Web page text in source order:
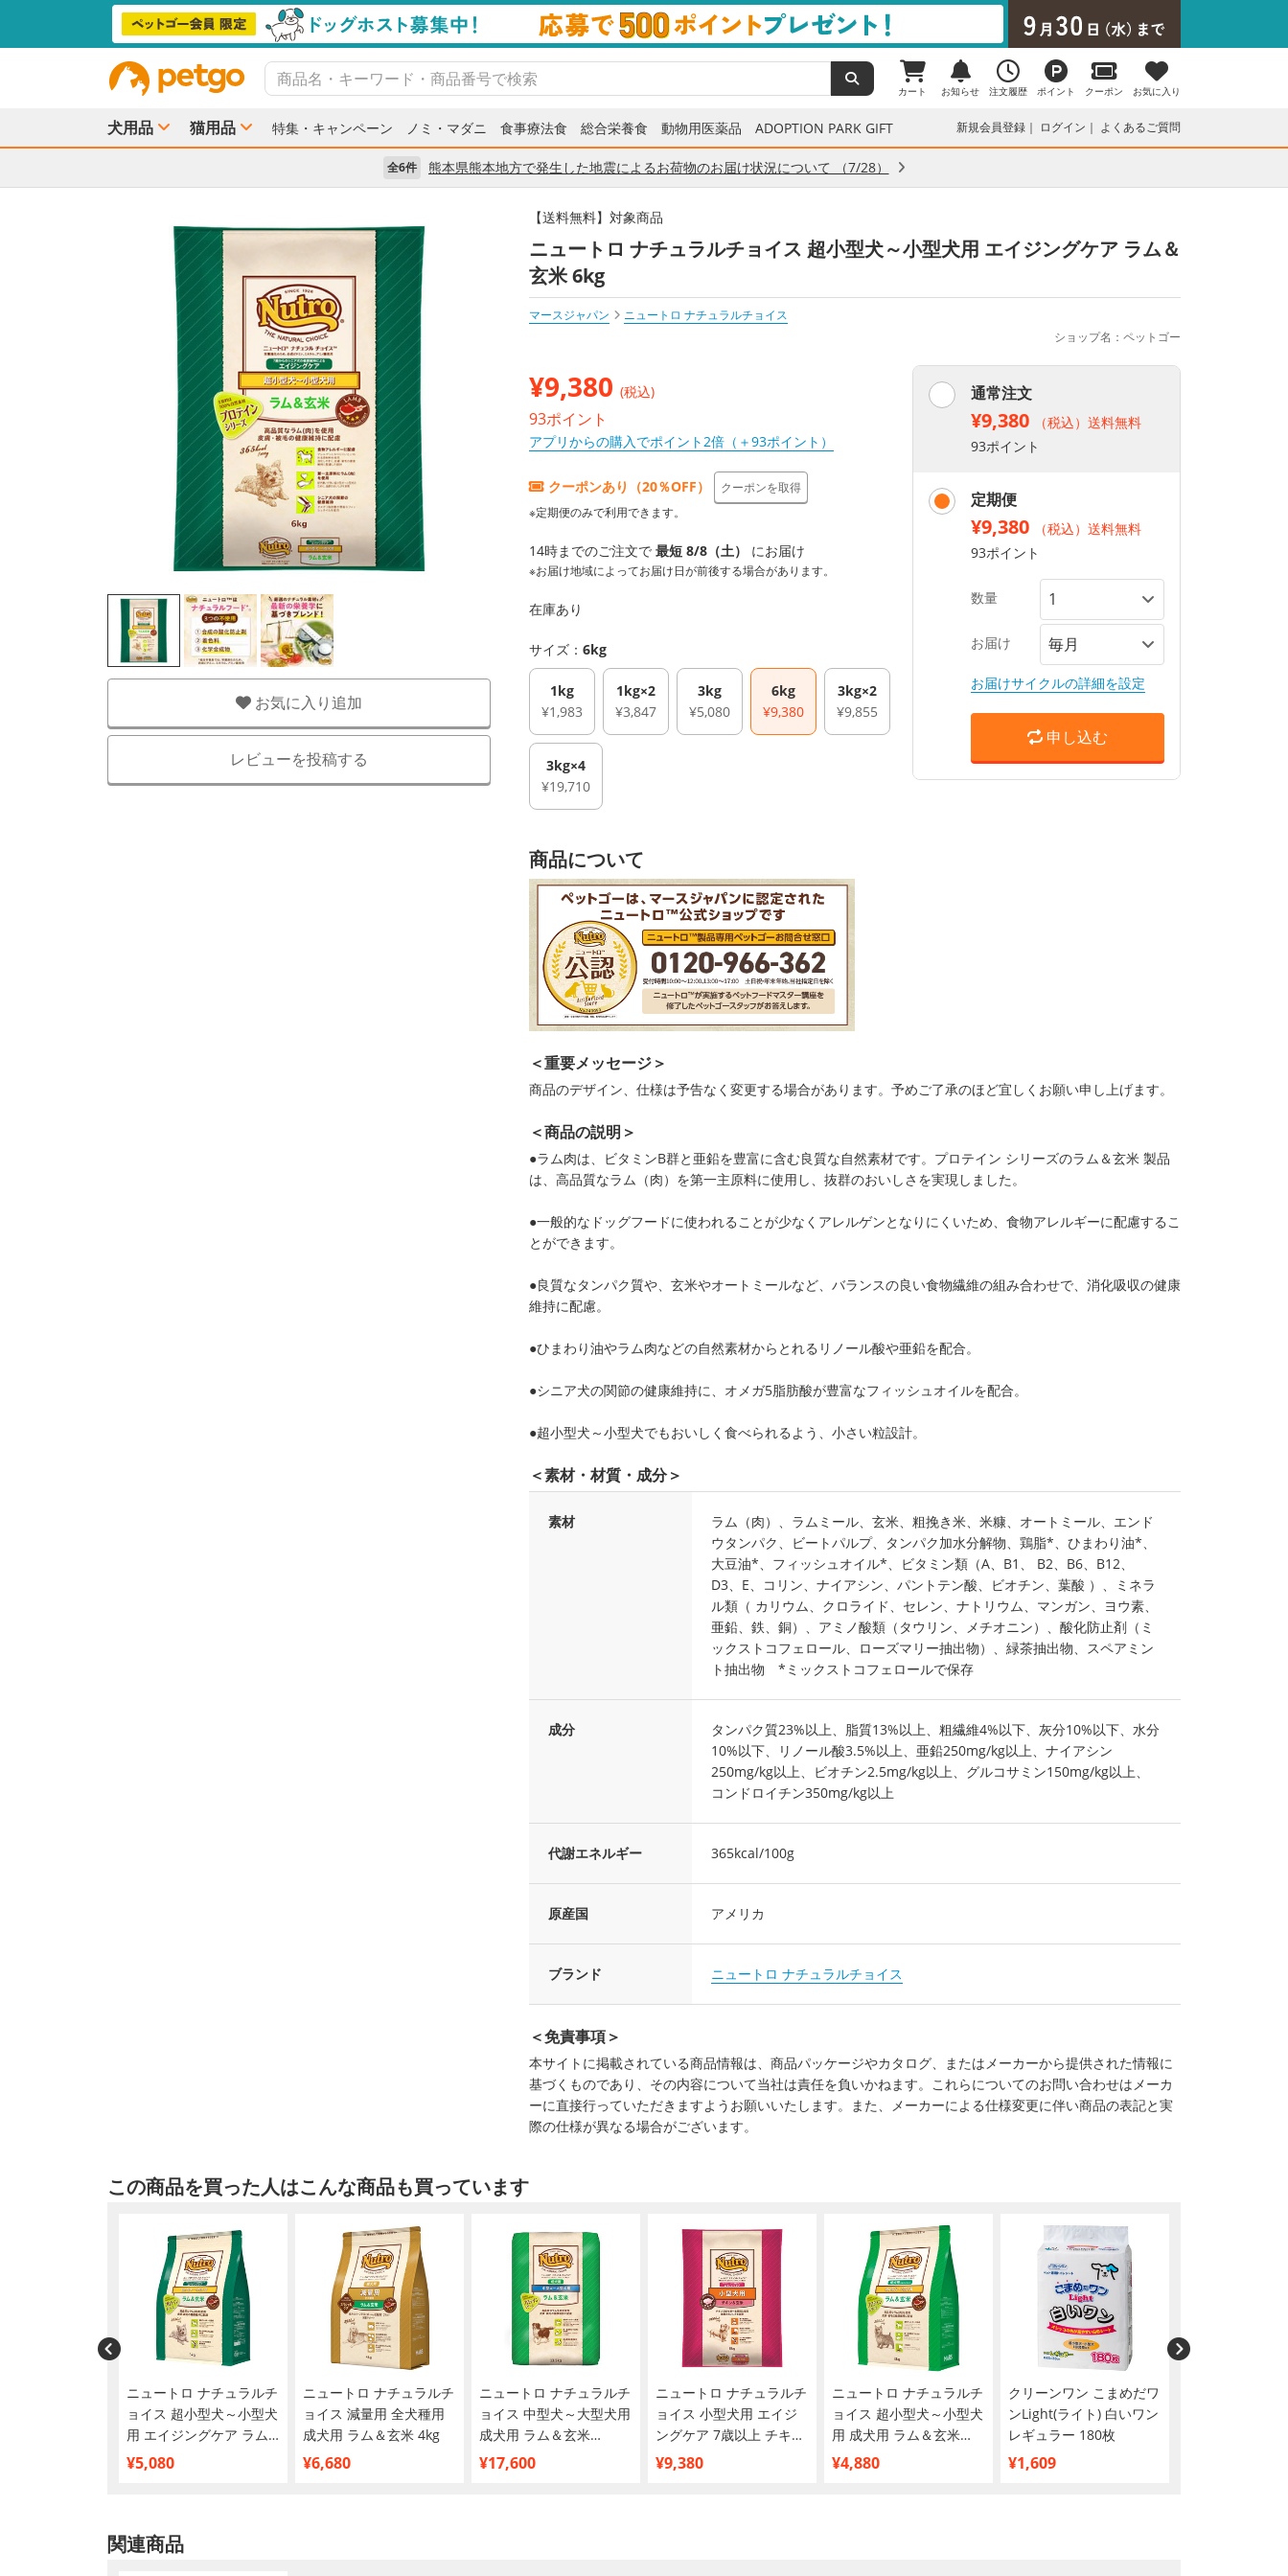
カート お知らせ 注文履歴 ポイント クーポン お気に入り
犬用品 猫用品 特集・キャンペーン ノミ・マダニ 食事療法食 総合栄養食 動物用医薬品 ADOPTION PARK GIFT 新規会員登録 ログイン よくあるご質問
全6件 熊本県熊本地方で発生した地震によるお荷物のお届け状況について （7/28）
お気に入り追加
レビューを投稿する
【送料無料】対象商品
ニュートロ ナチュラルチョイス 超小型犬～小型犬用 エイジングケア ラム＆
玄米 6kg
マースジャパン
ニュートロ ナチュラルチョイス
ショップ名：ペットゴー
¥9,380 (税込)
93ポイント
アプリからの購入でポイント2倍（＋93ポイント）
クーポンあり（20％OFF）
クーポンを取得
※定期便のみで利用できます。
14時までのご注文で 最短 8/8（土） にお届け
※お届け地域によってお届け日が前後する場合があります。
在庫あり
サイズ： 6kg
1kg
¥1,983
1kg×2
¥3,847
3kg
¥5,080
6kg
¥9,380
3kg×2
¥9,855
3kg×4
¥19,710
通常注文
¥9,380
（税込）送料無料
93ポイント
定期便
¥9,380
（税込）送料無料
93ポイント
数量
お届け
お届けサイクルの詳細を設定
申し込む
商品について
＜重要メッセージ＞
商品のデザイン、仕様は予告なく変更する場合があります。予めご了承のほど宜しくお願い申し上げます。
＜商品の説明＞
●ラム肉は、ビタミンB群と亜鉛を豊富に含む良質な自然素材です。プロテイン シリーズのラム＆玄米 製品
は、高品質なラム（肉）を第一主原料に使用し、抜群のおいしさを実現しました。
●一般的なドッグフードに使われることが少なくアレルゲンとなりにくいため、食物アレルギーに配慮するこ
とができます。
●良質なタンパク質や、玄米やオートミールなど、バランスの良い食物繊維の組み合わせで、消化吸収の健康
維持に配慮。
●ひまわり油やラム肉などの自然素材からとれるリノール酸や亜鉛を配合。
●シニア犬の関節の健康維持に、オメガ5脂肪酸が豊富なフィッシュオイルを配合。
●超小型犬～小型犬でもおいしく食べられるよう、小さい粒設計。
＜素材・材質・成分＞
素材
ラム（肉）、ラムミール、玄米、粗挽き米、米糠、オートミール、エンド
ウタンパク、ビートパルプ、タンパク加水分解物、鶏脂*、ひまわり油*、
大豆油*、フィッシュオイル*、ビタミン類（A、B1、 B2、B6、B12、
D3、E、コリン、ナイアシン、パントテン酸、ビオチン、葉酸 ）、ミネラ
ル類（ カリウム、クロライド、セレン、ナトリウム、マンガン、ヨウ素、
亜鉛、鉄、銅）、アミノ酸類（タウリン、メチオニン）、酸化防止剤（ミ
ックストコフェロール、ローズマリー抽出物）、緑茶抽出物、スペアミン
ト抽出物 *ミックストコフェロールで保存
成分
タンパク質23%以上、脂質13%以上、粗繊維4%以下、灰分10%以下、水分
10%以下、リノール酸3.5%以上、亜鉛250mg/kg以上、ナイアシン
250mg/kg以上、ビオチン2.5mg/kg以上、グルコサミン150mg/kg以上、
コンドロイチン350mg/kg以上
代謝エネルギー 365kcal/100g
原産国 アメリカ
ブランド ニュートロ ナチュラルチョイス
＜免責事項＞
本サイトに掲載されている商品情報は、商品パッケージやカタログ、またはメーカーから提供された情報に
基づくものであり、その内容について当社は責任を負いかねます。これらについてのお問い合わせはメーカ
ーに直接行っていただきますようお願いいたします。また、メーカーによる仕様変更に伴い商品の表記と実
際の仕様が異なる場合がございます。
この商品を買った人はこんな商品も買っています
ニュートロ ナチュラルチ
ョイス 超小型犬～小型犬
用 エイジングケア ラム
＆玄米 3kg
¥5,080
ニュートロ ナチュラルチ
ョイス 減量用 全犬種用
成犬用 ラム＆玄米 4kg
¥6,680
ニュートロ ナチュラルチ
ョイス 中型犬～大型犬用
成犬用 ラム＆玄米
13.5kg
¥17,600
ニュートロ ナチュラルチ
ョイス 小型犬用 エイジ
ングケア 7歳以上 チキン
＆玄米 6kg
¥9,380
ニュートロ ナチュラルチ
ョイス 超小型犬～小型犬
用 成犬用 ラム＆玄米
3kg
¥4,880
クリーンワン こまめだワ
ンLight(ライト) 白いワン
レギュラー 180枚
¥1,609
関連商品